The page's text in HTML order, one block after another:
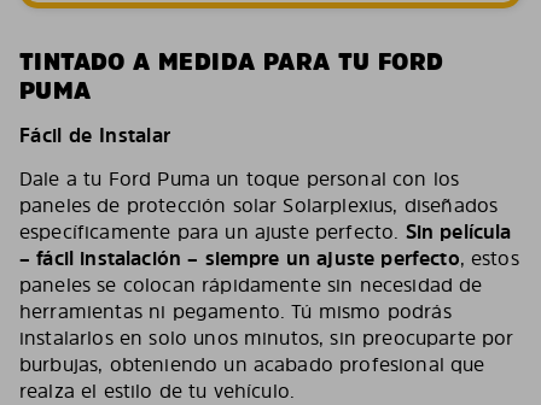
TINTADO A MEDIDA PARA TU FORD
PUMA
Fácil de Instalar
Dale a tu Ford Puma un toque personal con los
paneles de protección solar Solarplexius, diseñados
específicamente para un ajuste perfecto. Sin película
– fácil instalación – siempre un ajuste perfecto, estos
paneles se colocan rápidamente sin necesidad de
herramientas ni pegamento. Tú mismo podrás
instalarlos en solo unos minutos, sin preocuparte por
burbujas, obteniendo un acabado profesional que
realza el estilo de tu vehículo.